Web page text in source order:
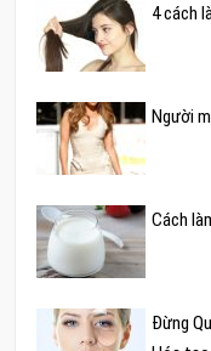
4 cách
Người
Cách
Đừng